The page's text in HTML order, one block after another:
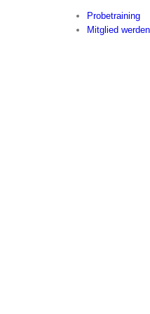
Probetraining
Mitglied werden